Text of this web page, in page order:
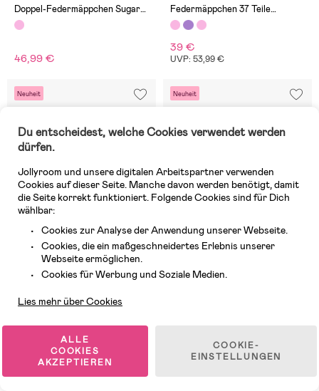
Doppel-Federmäppchen Sugar
Pop
46,99 €
Federmäppchen 37 Teile
Capybara
39 €
UVP: 53,99 €
Neuheit
Federmäppchen
Neuheit
Festival Fun
Du entscheidest, welche Cookies verwendet werden
dürfen.
Jollyroom und unsere digitalen Arbeitspartner verwenden
Cookies auf dieser Seite. Manche davon werden benötigt, damit
die Seite korrekt funktioniert. Folgende Cookies sind für Dich
wählbar:
Cookies zur Analyse der Anwendung unserer Webseite.
Cookies, die ein maßgeschneidertes Erlebnis unserer
Webseite ermöglichen.
Cookies für Werbung und Soziale Medien.
Lies mehr über Cookies
ALLE
COOKIES
AKZEPTIEREN
COOKIE-
EINSTELLUNGEN